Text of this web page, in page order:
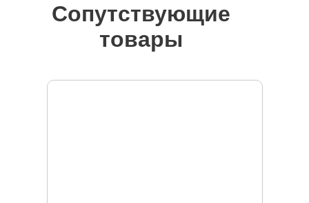
Сопутствующие
товары